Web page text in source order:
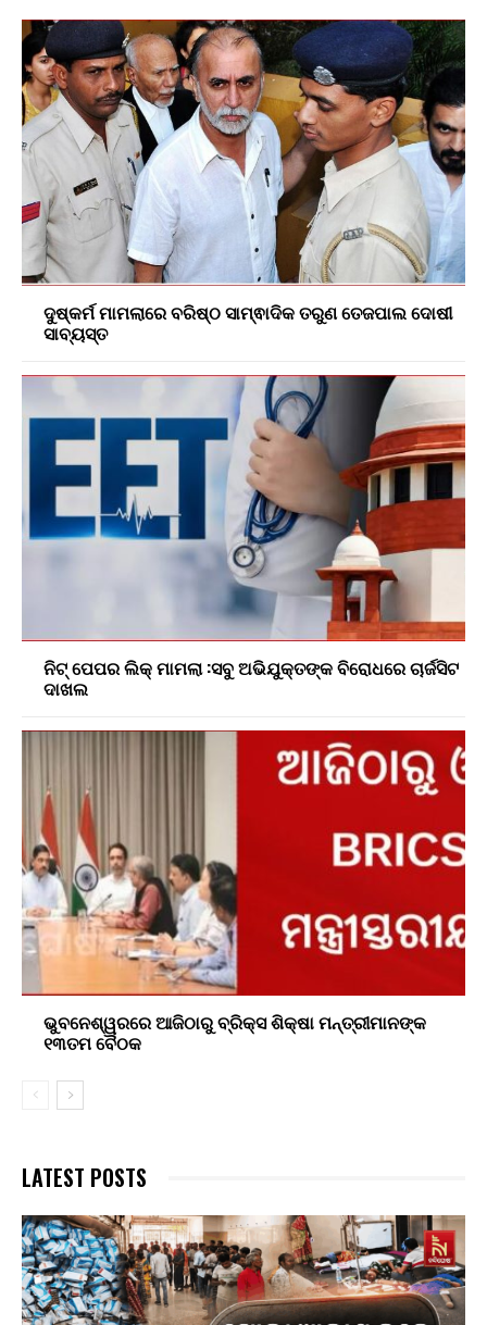
ଦୁଷ୍କର୍ମ ମାମଲାରେ ବରିଷ୍ଠ ସାମ୍ଵାଦିକ ତରୁଣ ତେଜପାଲ ଦୋଷୀ
ସାବ୍ୟସ୍ତ
ନିଟ୍ ପେପର ଲିକ୍ ମାମଲା :ସବୁ ଅଭିଯୁକ୍ତଙ୍କ ବିରୋଧରେ ଚାର୍ଜସିଟ
ଦାଖଲ
ଭୁବନେଶ୍ୱରରେ ଆଜିଠାରୁ ବ୍ରିକ୍ସ ଶିକ୍ଷା ମନ୍ତ୍ରୀମାନଙ୍କ
୧୩ତମ ବୈଠକ
LATEST POSTS